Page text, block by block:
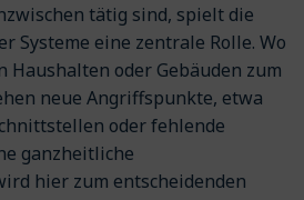
tätig sind, spielt die
Systeme eine zentrale Rolle. Wo
oder Gebäuden zum
neue Angriffspunkte, etwa
oder fehlende
ganzheitliche
hier zum entscheidenden